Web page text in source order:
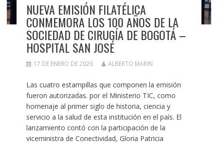
NUEVA EMISIÓN FILATÉLICA
CONMEMORA LOS 100 AÑOS DE LA
SOCIEDAD DE CIRUGÍA DE BOGOTÁ –
HOSPITAL SAN JOSÉ
17 DE ENERO DE 2026 ALBERTO MARIN
Las cuatro estampillas que componen la emisión
fueron autorizadas. por el Ministerio TIC, como
homenaje al primer siglo de historia, ciencia y
servicio a la salud de esta institución en el país. El
lanzamiento contó con la participación de la
viceministra de Conectividad, Gloria Patricia